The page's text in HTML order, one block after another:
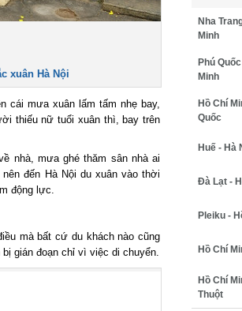
xuân Hà Nội
cái mưa xuân lấm tấm nhẹ bay,
thiếu nữ tuổi xuân thì, bay trên
nhà, mưa ghé thăm sân nhà ai
đến Hà Nội du xuân vào thời
động lực.
mà bất cứ du khách nào cũng
gián đoạn chỉ vì việc di chuyển.
Nha
Minh
Phú Quốc
Minh
Hồ Chí
Quốc
Huế - Hà
Đà Lạt -
Pleiku -
Hồ Chí
Hồ Chí
Thuột